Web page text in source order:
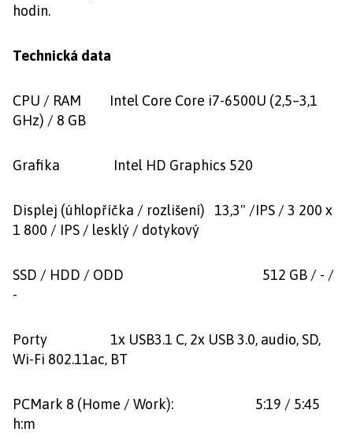
hodin.
Technická data
CPU / RAM Intel Core Core i7-6500U (2,5–3,1
GHz) / 8 GB
Grafika Intel HD Graphics 520
Displej (úhlopříčka / rozlišení) 13,3" /IPS / 3 200 x
1 800 / IPS / lesklý / dotykový
SSD / HDD / ODD 512 GB / - /
-
Porty 1x USB3.1 C, 2x USB 3.0, audio, SD,
Wi-Fi 802.11ac, BT
PCMark 8 (Home / Work): 5:19 / 5:45
h:m